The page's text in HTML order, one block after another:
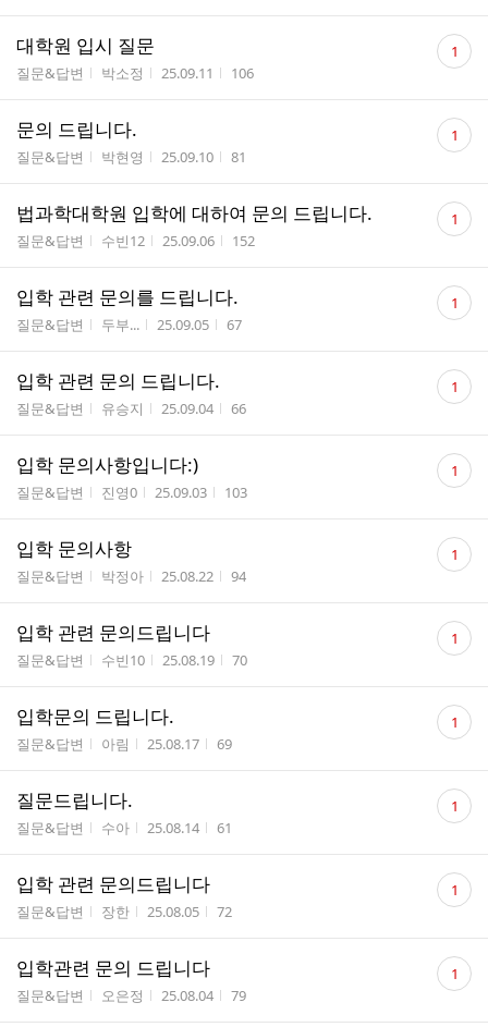
대학원 입시 질문
게시판명
질문&답변 작성자
박소정 작성시간
25.09.11 조회수
106
댓
글 1
문의 드립니다.
게시판명
질문&답변 작성자
박현영 작성시간
25.09.10 조회수
81
댓
글 1
법과학대학원 입학에 대하여 문의 드립니다.
게시판명
질문&답변 작성자
수빈12 작성시간
25.09.06 조회수
152
댓
글 1
입학 관련 문의를 드립니다.
게시판명
질문&답변 작성자
두부... 작성시간
25.09.05 조회수
67
댓
글 1
입학 관련 문의 드립니다.
게시판명
질문&답변 작성자
유승지 작성시간
25.09.04 조회수
66
댓
글 1
입학 문의사항입니다:)
게시판명
질문&답변 작성자
진영0 작성시간
25.09.03 조회수
103
댓
글 1
입학 문의사항
게시판명
질문&답변 작성자
박정아 작성시간
25.08.22 조회수
94
댓
글 1
입학 관련 문의드립니다
게시판명
질문&답변 작성자
수빈10 작성시간
25.08.19 조회수
70
댓
글 1
입학문의 드립니다.
게시판명
질문&답변 작성자
아림 작성시간
25.08.17 조회수
69
댓
글 1
질문드립니다.
게시판명
질문&답변 작성자
수아 작성시간
25.08.14 조회수
61
댓
글 1
입학 관련 문의드립니다
게시판명
질문&답변 작성자
장한 작성시간
25.08.05 조회수
72
댓
글 1
입학관련 문의 드립니다
게시판명
질문&답변 작성자
오은정 작성시간
25.08.04 조회수
79
댓
글 1